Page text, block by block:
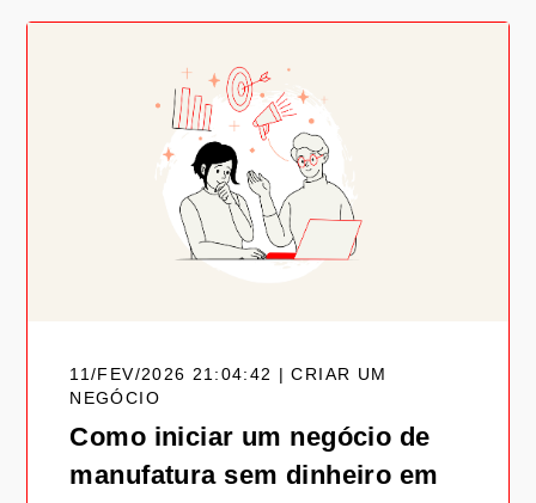
11/FEV/2026 21:04:42 | CRIAR UM
NEGÓCIO
Como iniciar um negócio de
manufatura sem dinheiro em